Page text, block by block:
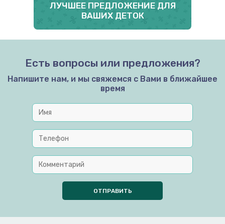
ЛУЧШЕЕ ПРЕДЛОЖЕНИЕ ДЛЯ
ВАШИХ ДЕТОК
Есть вопросы или предложения?
Напишите нам, и мы свяжемся с Вами в ближайшее
время